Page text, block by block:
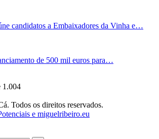
candidatos a Embaixadores da Vinha e…
de 500 mil euros para…
1.004
Todos os direitos reservados.
e miguelribeiro.eu